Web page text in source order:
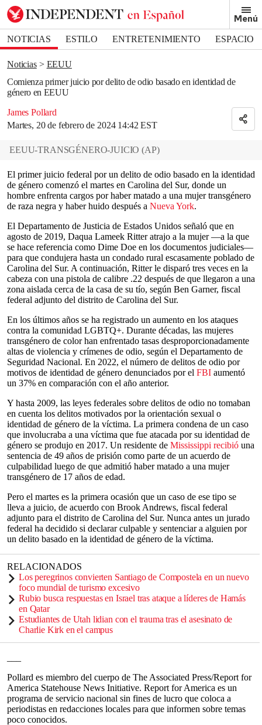
Menú
NOTICIAS ESTILO ENTRETENIMIENTO
ESPACIO
DEPORTES
Noticias
EEUU
Comienza primer juicio por delito de odio basado en identidad de
género en EEUU
James Pollard
Martes, 20 de febrero de 2024 14:42 EST
Bookmark popover
Removed from bookmarks
Close popover
EEUU-TRANSGÉNERO-JUICIO (AP)
El primer juicio federal por un delito de odio basado en la identidad
de género comenzó el martes en Carolina del Sur, donde un
hombre enfrenta cargos por haber matado a una mujer transgénero
de raza negra y haber huido después a Nueva York.
El Departamento de Justicia de Estados Unidos señaló que en
agosto de 2019, Daqua Lameek Ritter atrajo a la mujer —a la que
se hace referencia como Dime Doe en los documentos judiciales—
para que condujera hasta un condado rural escasamente poblado de
Carolina del Sur. A continuación, Ritter le disparó tres veces en la
cabeza con una pistola de calibre .22 después de que llegaron a una
zona aislada cerca de la casa de su tío, según Ben Garner, fiscal
federal adjunto del distrito de Carolina del Sur.
En los últimos años se ha registrado un aumento en los ataques
contra la comunidad LGBTQ+. Durante décadas, las mujeres
transgénero de color han enfrentado tasas desproporcionadamente
altas de violencia y crímenes de odio, según el Departamento de
Seguridad Nacional. En 2022, el número de delitos de odio por
motivos de identidad de género denunciados por el FBI aumentó
un 37% en comparación con el año anterior.
Y hasta 2009, las leyes federales sobre delitos de odio no tomaban
en cuenta los delitos motivados por la orientación sexual o
identidad de género de la víctima. La primera condena de un caso
que involucraba a una víctima que fue atacada por su identidad de
género se produjo en 2017. Un residente de Mississippi recibió una
sentencia de 49 años de prisión como parte de un acuerdo de
culpabilidad luego de que admitió haber matado a una mujer
transgénero de 17 años de edad.
Pero el martes es la primera ocasión que un caso de ese tipo se
lleva a juicio, de acuerdo con Brook Andrews, fiscal federal
adjunto para el distrito de Carolina del Sur. Nunca antes un jurado
federal ha decidido si declarar culpable y sentenciar a alguien por
un delito basado en la identidad de género de la víctima.
RELACIONADOS
Los peregrinos convierten Santiago de Compostela en un nuevo
foco mundial de turismo excesivo
Rubio busca respuestas en Israel tras ataque a líderes de Hamás
en Qatar
Estudiantes de Utah lidian con el trauma tras el asesinato de
Charlie Kirk en el campus
Pollard es miembro del cuerpo de The Associated Press/Report for
America Statehouse News Initiative. Report for America es un
programa de servicio nacional sin fines de lucro que coloca a
periodistas en redacciones locales para que informen sobre temas
poco conocidos.